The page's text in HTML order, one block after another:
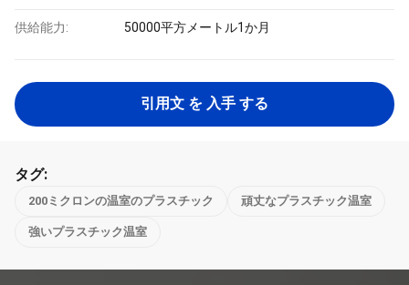
供給能力: 50000平方メートル1か月
引用文 を 入手 する
タグ:
200ミクロンの温室のプラスチック 頑丈なプラスチック温室
強いプラスチック温室